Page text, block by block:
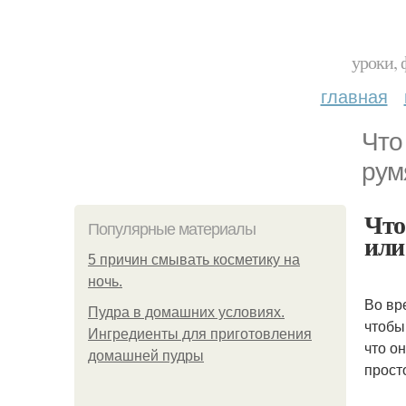
уроки,
главная
Популярные материалы
5 причин смывать косметику на
ночь.
Пудра в домашних условиях.
Ингредиенты для приготовления
домашней пудры
Во
что